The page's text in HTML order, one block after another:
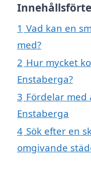
1 Vad kan en
med?
2 Hur mycket
Enstaberga?
3 Fördelar med
Enstaberga
4 Sök efter en
omgivande